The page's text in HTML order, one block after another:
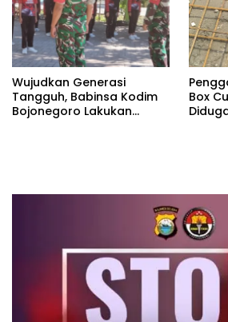
Wujudkan Generasi
Tangguh, Babinsa Kodim
Bojonegoro Lakukan
Box